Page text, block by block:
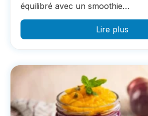
équilibré avec un smoothie…
Lire plus